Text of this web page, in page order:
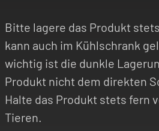
Bitte lagere das Produkt
kann auch im Kühlschrank
wichtig ist die dunkle
Produkt nicht dem direkten
Halte das Produkt stets fern
Tieren.